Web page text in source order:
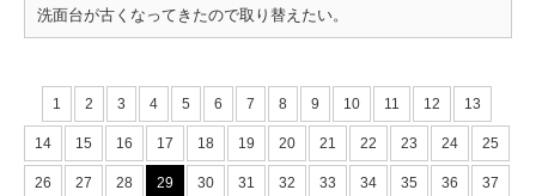
洗面台が古くなってきたので取り替えたい。
1 2 3 4 5 6 7 8 9 10 11 12 13
14 15 16 17 18 19 20 21 22 23 24 25
26 27 28 29 30 31 32 33 34 35 36 37